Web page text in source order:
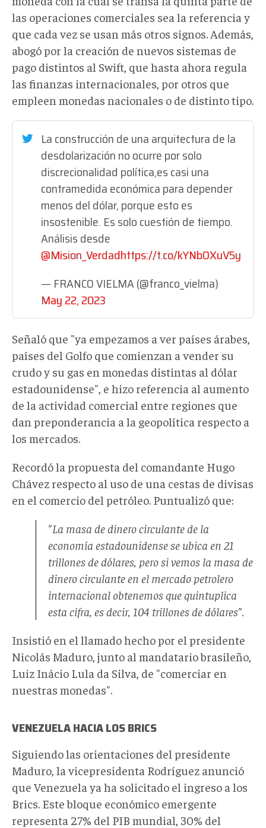
las operaciones comerciales sea la referencia y
que cada vez se usan más otros signos. Además,
abogó por la creación de nuevos sistemas de
pago distintos al Swift, que hasta ahora regula
las finanzas internacionales, por otros que
empleen monedas nacionales o de distinto tipo.
La construcción de una arquitectura de la
desdolarización no ocurre por solo
discrecionalidad política,es casi una
contramedida económica para depender
menos del dólar, porque esto es
insostenible. Es solo cuestión de tiempo.
Análisis desde
@Mision_Verdadhttps://t.co/kYNbOXuV5y
— FRANCO VIELMA (@franco_vielma)
May 22, 2023
Señaló que "ya empezamos a ver países árabes,
países del Golfo que comienzan a vender su
crudo y su gas en monedas distintas al dólar
estadounidense", e hizo referencia al aumento
de la actividad comercial entre regiones que
dan preponderancia a la geopolítica respecto a
los mercados.
Recordó la propuesta del comandante Hugo
Chávez respecto al uso de una cestas de divisas
en el comercio del petróleo. Puntualizó que:
"La masa de dinero circulante de la
economía estadounidense se ubica en 21
trillones de dólares, pero si vemos la masa de
dinero circulante en el mercado petrolero
internacional obtenemos que quintuplica
esta cifra, es decir, 104 trillones de dólares".
Insistió en el llamado hecho por el presidente
Nicolás Maduro, junto al mandatario brasileño,
Luiz Inácio Lula da Silva, de "comerciar en
nuestras monedas".
VENEZUELA HACIA LOS BRICS
Siguiendo las orientaciones del presidente
Maduro, la vicepresidenta Rodríguez anunció
que Venezuela ya ha solicitado el ingreso a los
Brics. Este bloque económico emergente
representa 27% del PIB mundial, 30% del